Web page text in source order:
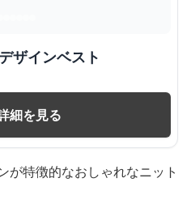
ザインベスト
細を見る
が特徴的なおしゃれなニット